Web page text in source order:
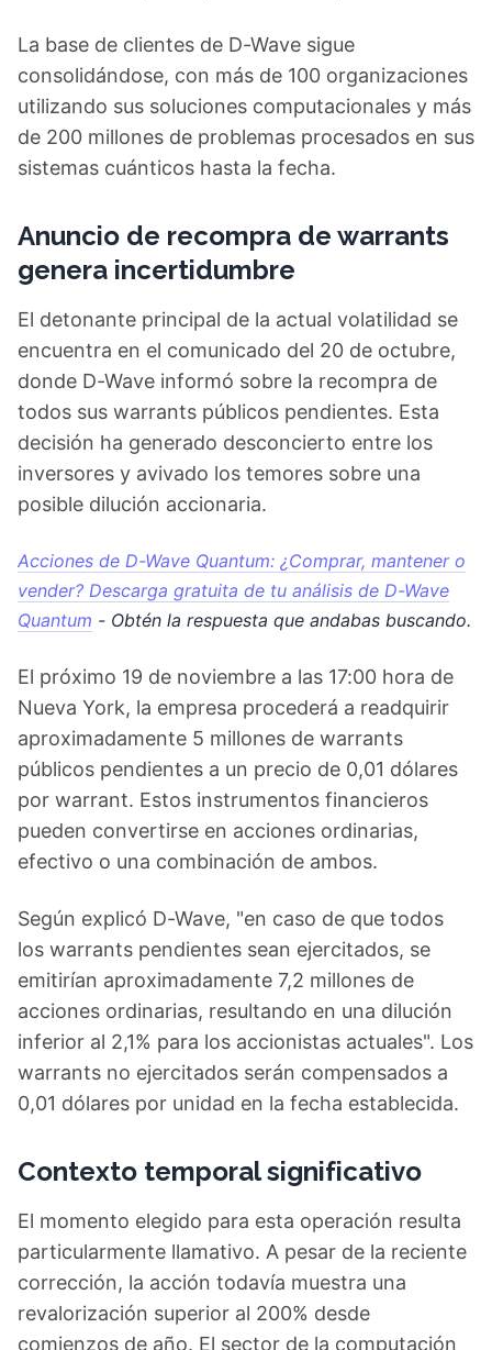
La base de clientes de D-Wave sigue
consolidándose, con más de 100 organizaciones
utilizando sus soluciones computacionales y más
de 200 millones de problemas procesados en sus
sistemas cuánticos hasta la fecha.
Anuncio de recompra de warrants
genera incertidumbre
El detonante principal de la actual volatilidad se
encuentra en el comunicado del 20 de octubre,
donde D-Wave informó sobre la recompra de
todos sus warrants públicos pendientes. Esta
decisión ha generado desconcierto entre los
inversores y avivado los temores sobre una
posible dilución accionaria.
Acciones de D-Wave Quantum: ¿Comprar, mantener o
vender? Descarga gratuita de tu análisis de D-Wave
Quantum - Obtén la respuesta que andabas buscando.
El próximo 19 de noviembre a las 17:00 hora de
Nueva York, la empresa procederá a readquirir
aproximadamente 5 millones de warrants
públicos pendientes a un precio de 0,01 dólares
por warrant. Estos instrumentos financieros
pueden convertirse en acciones ordinarias,
efectivo o una combinación de ambos.
Según explicó D-Wave, "en caso de que todos
los warrants pendientes sean ejercitados, se
emitirían aproximadamente 7,2 millones de
acciones ordinarias, resultando en una dilución
inferior al 2,1% para los accionistas actuales". Los
warrants no ejercitados serán compensados a
0,01 dólares por unidad en la fecha establecida.
Contexto temporal significativo
El momento elegido para esta operación resulta
particularmente llamativo. A pesar de la reciente
corrección, la acción todavía muestra una
revalorización superior al 200% desde
comienzos de año. El sector de la computación